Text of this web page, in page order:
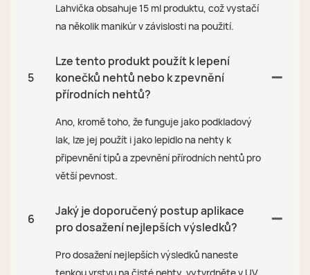
Lahvička obsahuje 15 ml produktu, což vystačí
na několik manikúr v závislosti na použití.
5
Lze tento produkt použít k lepení
konečků nehtů nebo k zpevnění
přírodních nehtů?
Ano, kromě toho, že funguje jako podkladový
lak, lze jej použít i jako lepidlo na nehty k
připevnění tipů a zpevnění přírodních nehtů pro
větší pevnost.
6
Jaký je doporučený postup aplikace
pro dosažení nejlepších výsledků?
Pro dosažení nejlepších výsledků naneste